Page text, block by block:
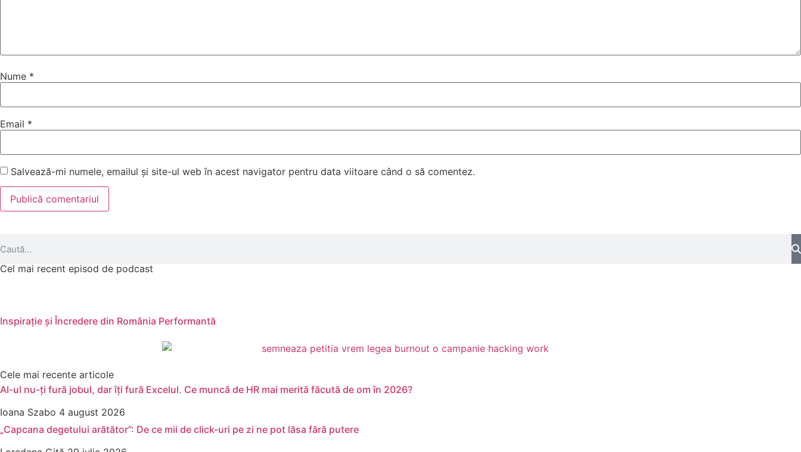
Nume *
Email *
Salvează-mi numele, emailul și site-ul web în acest navigator pentru data viitoare când o să comentez.
Cel mai recent episod de podcast
Inspirație și Încredere din România Performantă
Cele mai recente articole
AI-ul nu-ți fură jobul, dar îți fură Excelul. Ce muncă de HR mai merită făcută de om în 2026?
Ioana Szabo 4 august 2026
„Capcana degetului arătător”: De ce mii de click-uri pe zi ne pot lăsa fără putere